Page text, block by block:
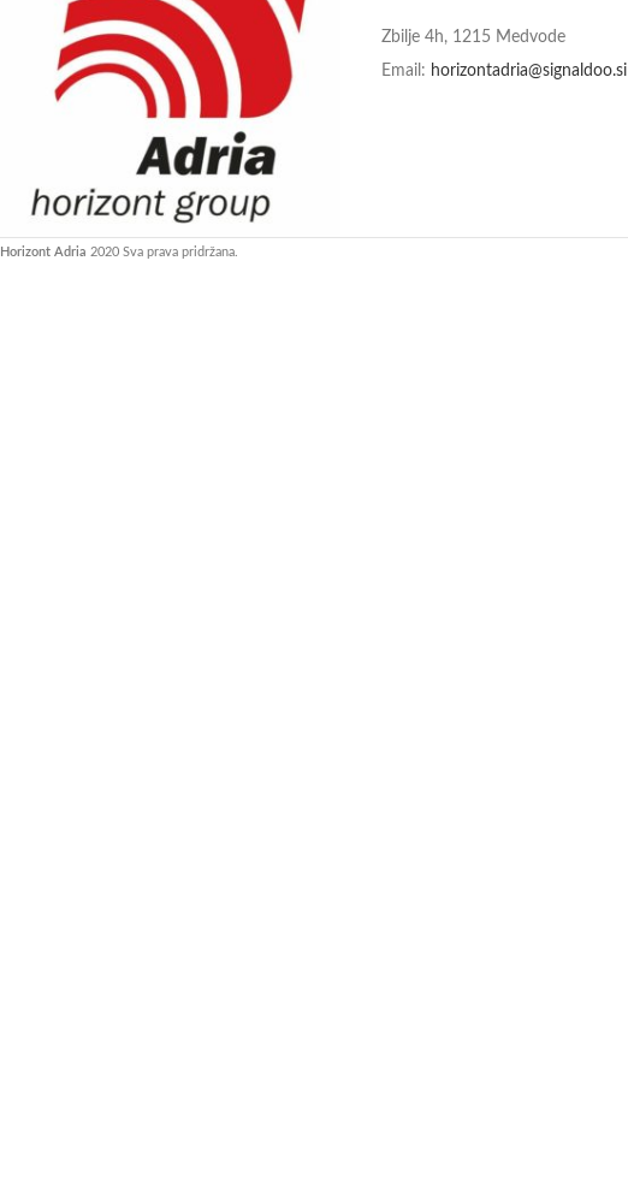
Zbilje 4h, 1215 Medvode
Email: horizontadria@signaldoo.si
Horizont Adria 2020 Sva prava pridržana.